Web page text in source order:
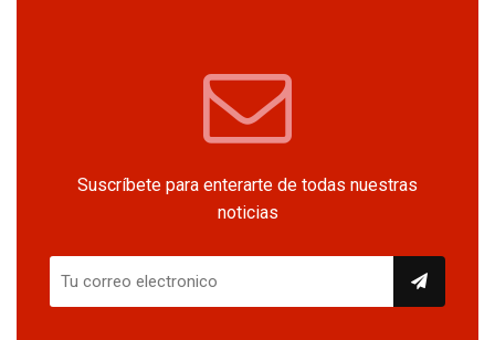
Suscríbete para enterarte de todas nuestras
noticias